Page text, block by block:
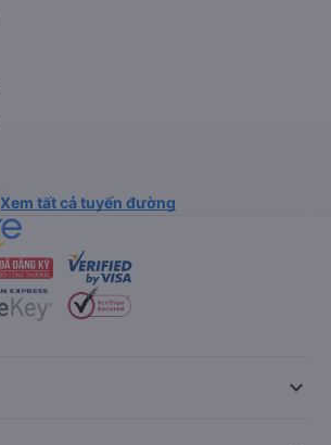
Xem tất cả tuyến đường
keyboard_arrow_down